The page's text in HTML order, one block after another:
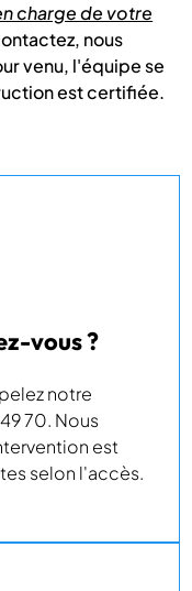
charge de votre
nous
venu, l'équipe se
est certifiée.
vous ?
notre
70. Nous
est
selon l'accès.